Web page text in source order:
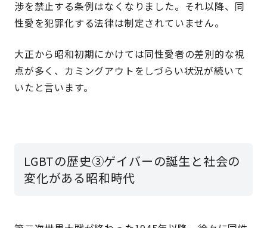
渉を禁止する条例はなくなりました。それ以降、同
性愛を犯罪化する法律は制定されていません。
大正から昭和初期にかけては同性愛者の差別的な視
点が多く、カミングアウトをしづらい状況が続いて
いたと言います。
LGBTの歴史③ゲイバーの誕生と社会の
変化がある昭和時代